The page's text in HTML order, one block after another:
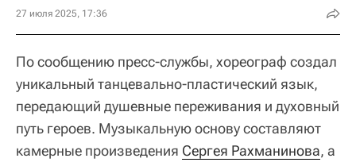
27 июля 2025, 17:36
По сообщению пресс-службы, хореограф создал
уникальный танцевально-пластический язык,
передающий душевные переживания и духовный
путь героев. Музыкальную основу составляют
камерные произведения Сергея Рахманинова, а